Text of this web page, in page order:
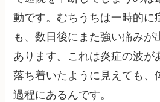
動です。むちうちは一時的に
も、数日後にまた強い痛みが
あります。これは炎症の波が
落ち着いたように見えても、
過程にあるんです。